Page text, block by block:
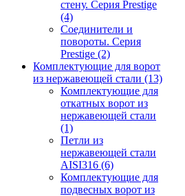
стену. Серия Prestige
(4)
Соединители и
повороты. Серия
Prestige (2)
Комплектующие для ворот
из нержавеющей стали (13)
Комплектующие для
откатных ворот из
нержавеющей стали
(1)
Петли из
нержавеющей стали
AISI316 (6)
Комплектующие для
подвесных ворот из